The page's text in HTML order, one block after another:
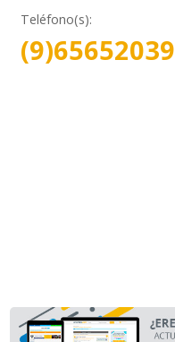
Teléfono(s):
(9)65652039